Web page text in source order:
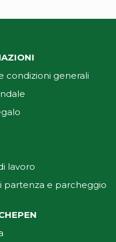
condizioni generali
lavoro
partenza e parcheggio